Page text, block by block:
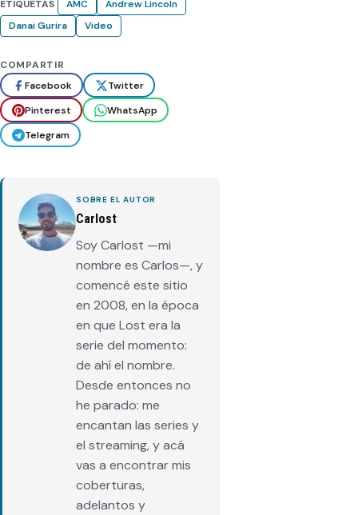
ETIQUETAS AMC
Andrew Lincoln
Danai Gurira
Video
COMPARTIR
Facebook
Twitter
Pinterest
WhatsApp
Telegram
SOBRE EL AUTOR
Carlost
Soy Carlost —mi
nombre es Carlos—, y
comencé este sitio
en 2008, en la época
en que Lost era la
serie del momento:
de ahí el nombre.
Desde entonces no
he parado: me
encantan las series y
el streaming, y acá
vas a encontrar mis
coberturas,
adelantos y